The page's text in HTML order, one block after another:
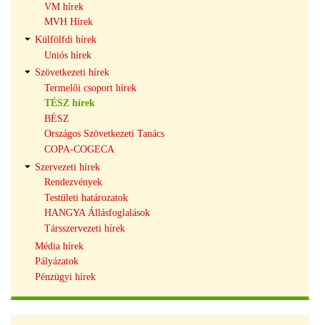
VM hírek
MVH Hírek
Külfölfdi hírek
Uniós hírek
Szövetkezeti hírek
Termelői csoport hírek
TÉSZ hírek
BÉSZ
Országos Szövetkezeti Tanács
COPA-COGECA
Szervezeti hírek
Rendezvények
Testületi határozatok
HANGYA Állásfoglalások
Társszervezeti hírek
Média hírek
Pályázatok
Pénzügyi hírek